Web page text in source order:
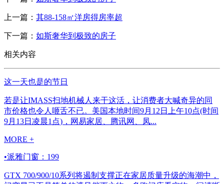
上一篇： 其88-158㎡洋房得房率超
下一篇： 如斯奢华到极致的房子
相关内容
这一天也是的节日
若是让IMASS扫地机械人来干这活，让消费者大喊奇异的同
市价格也令人咂舌不已。美国本地时间9月12日上午10点(时间
9月13日凌晨1点)，网易家居、腾讯网、凤...
MORE +
•派雅门窗：199
GTX 700/900/10系列将遏制支撑正在家居质量升级的海潮中，